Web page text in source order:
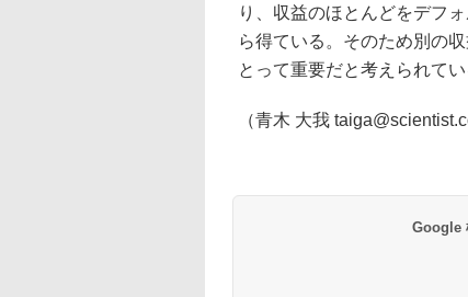
り、収益のほとんどをデフ
ら得ている。そのため別の
とって重要だと考えられてい
（青木 大我
Google